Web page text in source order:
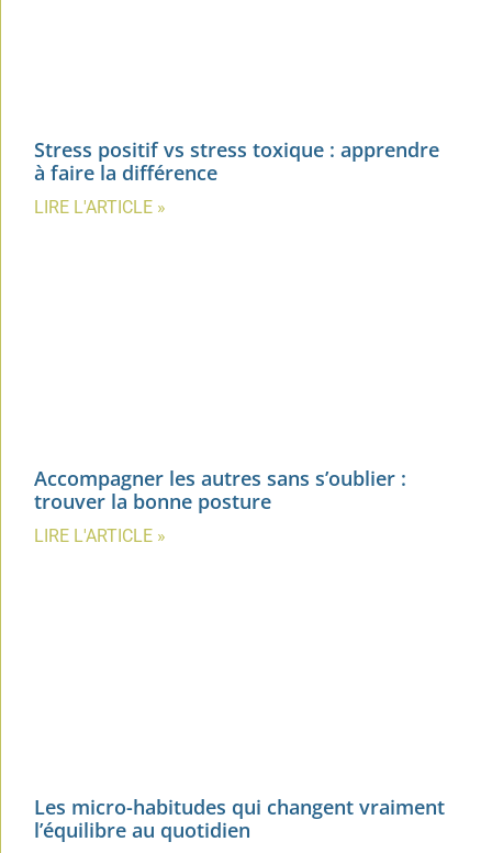
Stress positif vs stress toxique : apprendre
à faire la différence
LIRE L'ARTICLE »
Accompagner les autres sans s’oublier :
trouver la bonne posture
LIRE L'ARTICLE »
Les micro-habitudes qui changent vraiment
l’équilibre au quotidien